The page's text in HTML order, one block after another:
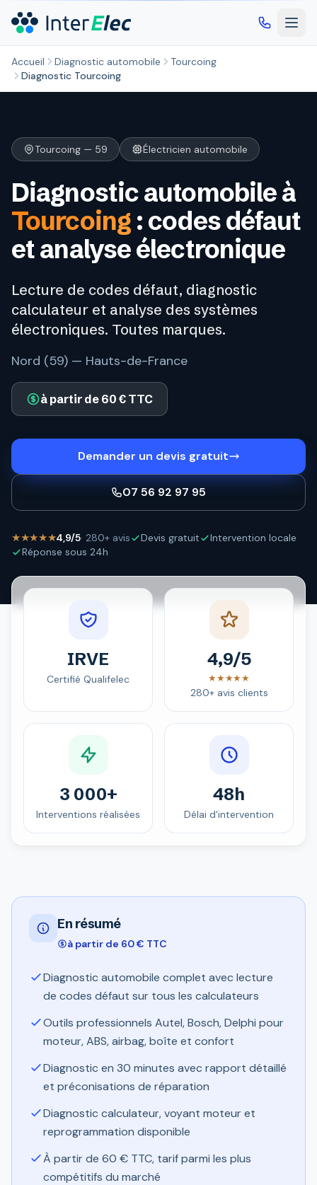
Accueil Diagnostic automobile
Tourcoing
Diagnostic Tourcoing
Tourcoing — 59 Électricien automobile
Diagnostic automobile à
Tourcoing: codes défaut
et analyse électronique
Lecture de codes défaut, diagnostic
calculateur et analyse des systèmes
électroniques. Toutes marques.
Nord (59) — Hauts-de-France
à partir de 60 € TTC
Demander un devis gratuit
07 56 92 97 95
★★★★★4,9/5· 280+ avis Devis gratuit
Intervention locale
Réponse sous 24h
IRVE
Certifié Qualifelec
4,9/5
★★★★★
280+ avis clients
3 000+
Interventions réalisées
48h
Délai d'intervention
En résumé
à partir de 60 € TTC
Diagnostic automobile complet avec lecture
de codes défaut sur tous les calculateurs
Outils professionnels Autel, Bosch, Delphi pour
moteur, ABS, airbag, boîte et confort
Diagnostic en 30 minutes avec rapport détaillé
et préconisations de réparation
Diagnostic calculateur, voyant moteur et
reprogrammation disponible
À partir de 60 € TTC, tarif parmi les plus
compétitifs du marché